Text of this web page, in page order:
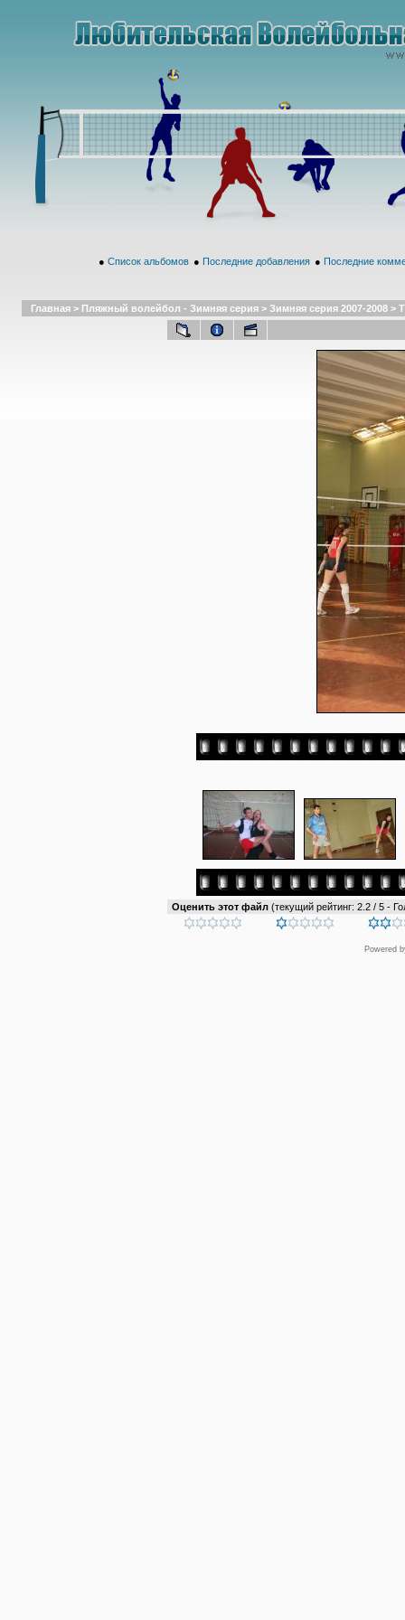
● Список альбомов ● Последние добавления ● Последние
Главная > Пляжный волейбол - Зимняя серия > Зимняя серия 2007-2008 >
Оценить этот файл (текущий рейтинг: 2.2 / 5 -
Powered